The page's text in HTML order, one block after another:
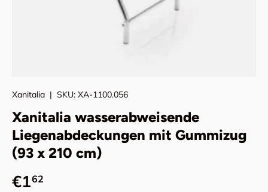
Xanitalia | SKU: XA-1100.056
Xanitalia wasserabweisende
Liegenabdeckungen mit Gummizug
(93 x 210 cm)
Normaler Preis
€162